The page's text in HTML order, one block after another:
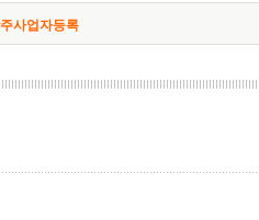
사업자등록